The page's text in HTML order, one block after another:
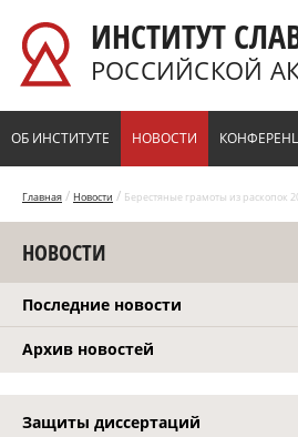
ИНСТИТУТ
РОССИЙСКОЙ
ОБ ИНСТИТУТЕ НОВОСТИ
Главная / Новости / Берестяные грамоты из раскопок
НОВОСТИ
Последние новости
Архив новостей
Защиты диссертаций